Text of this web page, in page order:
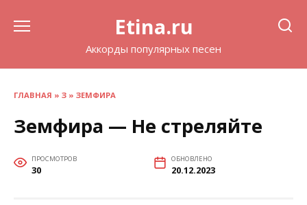
Etina.ru
Аккорды популярных песен
ГЛАВНАЯ » З » ЗЕМФИРА
Земфира — Не стреляйте
ПРОСМОТРОВ
30
ОБНОВЛЕНО
20.12.2023